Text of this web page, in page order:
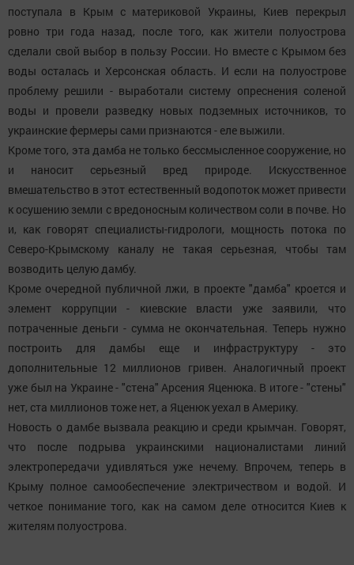
поступала в Крым с материковой Украины, Киев перекрыл
ровно три года назад, после того, как жители полуострова
сделали свой выбор в пользу России. Но вместе с Крымом без
воды осталась и Херсонская область. И если на полуострове
проблему решили - выработали систему опреснения соленой
воды и провели разведку новых подземных источников, то
украинские фермеры сами признаются - еле выжили.
Кроме того, эта дамба не только бессмысленное сооружение, но
и наносит серьезный вред природе. Искусственное
вмешательство в этот естественный водопоток может привести
к осушению земли с вредоносным количеством соли в почве. Но
и, как говорят специалисты-гидрологи, мощность потока по
Северо-Крымскому каналу не такая серьезная, чтобы там
возводить целую дамбу.
Кроме очередной публичной лжи, в проекте "дамба" кроется и
элемент коррупции - киевские власти уже заявили, что
потраченные деньги - сумма не окончательная. Теперь нужно
построить для дамбы еще и инфраструктуру - это
дополнительные 12 миллионов гривен. Аналогичный проект
уже был на Украине - "стена" Арсения Яценюка. В итоге - "стены"
нет, ста миллионов тоже нет, а Яценюк уехал в Америку.
Новость о дамбе вызвала реакцию и среди крымчан. Говорят,
что после подрыва украинскими националистами линий
электропередачи удивляться уже нечему. Впрочем, теперь в
Крыму полное самообеспечение электричеством и водой. И
четкое понимание того, как на самом деле относится Киев к
жителям полуострова.